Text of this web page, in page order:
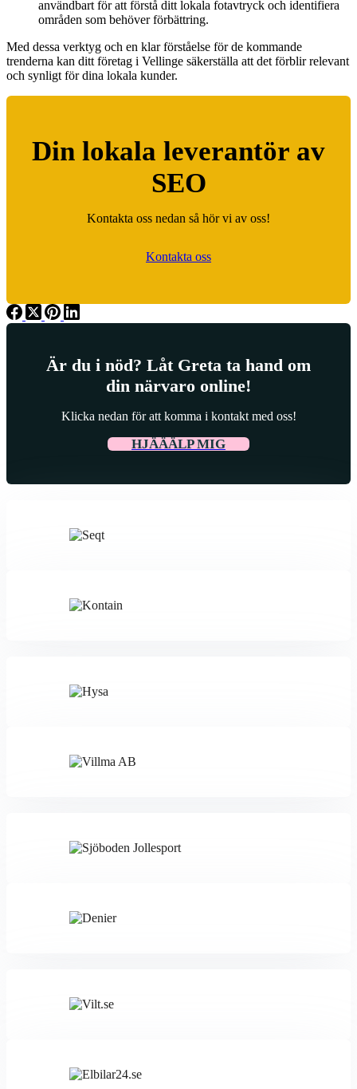
användbart för att förstå ditt lokala fotavtryck och identifiera
områden som behöver förbättring.
Med dessa verktyg och en klar förståelse för de kommande
trenderna kan ditt företag i Vellinge säkerställa att det förblir relevant
och synligt för dina lokala kunder.
Din lokala leverantör av
SEO
Kontakta oss nedan så hör vi av oss!
Kontakta oss
Är du i nöd? Låt Greta ta hand om
din närvaro online!
Klicka nedan för att komma i kontakt med oss!
HJÄÄÄLP MIG